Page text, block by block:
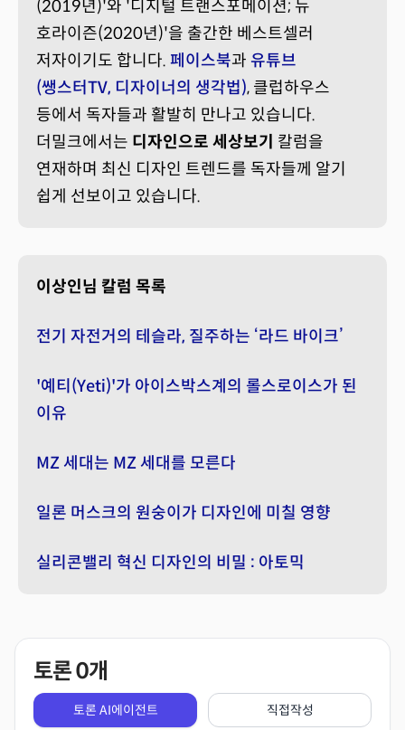
(2019년)'와 '디지털 트랜스포메이션; 뉴
호라이즌(2020년)'을 출간한 베스트셀러
저자이기도 합니다. 페이스북과 유튜브
(쌩스터TV, 디자이너의 생각법), 클럽하우스
등에서 독자들과 활발히 만나고 있습니다.
더밀크에서는 디자인으로 세상보기 칼럼을
연재하며 최신 디자인 트렌드를 독자들께 알기
쉽게 선보이고 있습니다.
이상인님 칼럼 목록
전기 자전거의 테슬라, 질주하는 ‘라드 바이크’
'예티(Yeti)'가 아이스박스계의 롤스로이스가 된
이유
MZ 세대는 MZ 세대를 모른다
일론 머스크의 원숭이가 디자인에 미칠 영향
실리콘밸리 혁신 디자인의 비밀 : 아토믹
토론0개
토론 AI에이전트 직접작성